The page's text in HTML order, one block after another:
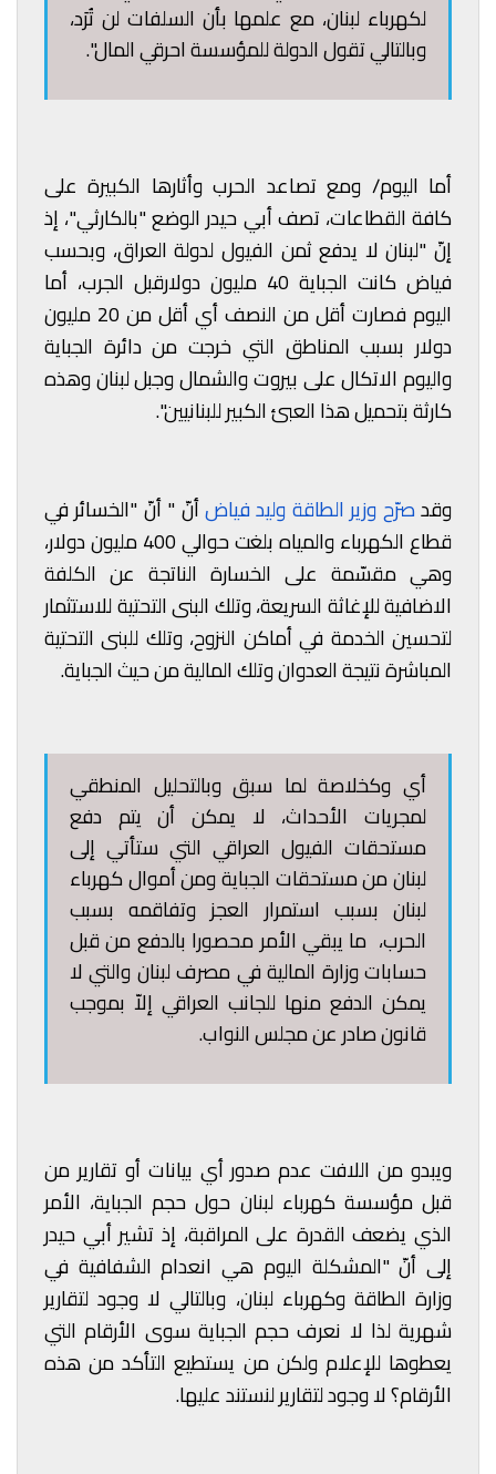
لكهرباء لبنان، مع علمها بأن السلفات لن تُرَد،
وبالتالي تقول الدولة للمؤسسة احرقي المال".
أما اليوم/ ومع تصاعد الحرب وأثارها الكبيرة على
كافة القطاعات، تصف أبي حيدر الوضع "بالكارثي"، إذ
إنّ "لبنان لا يدفع ثمن الفيول لدولة العراق، وبحسب
فياض كانت الجباية 40 مليون دولارقبل الجرب، أما
اليوم فصارت أقل من النصف أي أقل من 20 مليون
دولار بسبب المناطق التي خرجت من دائرة الجباية
واليوم الاتكال على بيروت والشمال وجبل لبنان وهذه
كارثة بتحميل هذا العبئ الكبير للبنانيين".
وقدصرّح وزير الطاقة وليد فياضأنّ " أنّ "الخسائر في
قطاع الكهرباء والمياه بلغت حوالي 400 مليون دولار،
وهي مقسّمة على الخسارة الناتجة عن الكلفة
الاضافية للإغاثة السريعة، وتلك البنى التحتية للاستثمار
لتحسين الخدمة في أماكن النزوح، وتلك للبنى التحتية
المباشرة نتيجة العدوان وتلك المالية من حيث الجباية.
أي وكخلاصة لما سبق وبالتحليل المنطقي
لمجريات الأحداث، لا يمكن أن يتم دفع
مستحقات الفيول العراقي التي ستأتي إلى
لبنان من مستحقات الجباية ومن أموال كهرباء
لبنان بسبب استمرار العجز وتفاقمه بسبب
الحرب، ما يبقي الأمر محصورا بالدفع من قبل
حسابات وزارة المالية في مصرف لبنان والتي لا
يمكن الدفع منها للجانب العراقي إلاّ بموجب
قانون صادر عن مجلس النواب.
ويبدو من اللافت عدم صدور أي بيانات أو تقارير من
قبل مؤسسة كهرباء لبنان حول حجم الجباية، الأمر
الذي يضعف القدرة على المراقبة، إذ تشير أبي حيدر
إلى أنّ "المشكلة اليوم هي انعدام الشفافية في
وزارة الطاقة وكهرباء لبنان، وبالتالي لا وجود لتقارير
شهرية لذا لا نعرف حجم الجباية سوى الأرقام التي
يعطوها للإعلام ولكن من يستطيع التأكد من هذه
الأرقام؟ لا وجود لتقارير لنستند عليها.